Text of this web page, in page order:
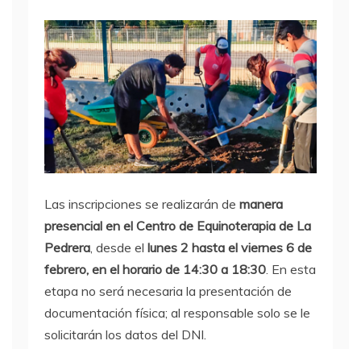
Las inscripciones se realizarán de manera
presencial en el Centro de Equinoterapia de La
Pedrera, desde el lunes 2 hasta el viernes 6 de
febrero, en el horario de 14:30 a 18:30. En esta
etapa no será necesaria la presentación de
documentación física; al responsable solo se le
solicitarán los datos del DNI.